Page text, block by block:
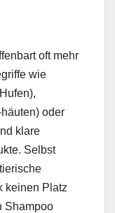
oft mehr
wie
oder
klare
Selbst
keinen Platz
Shampoo